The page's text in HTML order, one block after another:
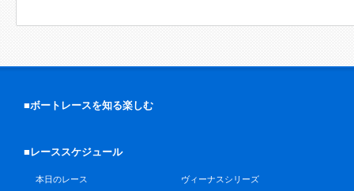
■ボートレースを知る楽しむ
■レーススケジュール
本日のレース
ヴィーナスシリーズ